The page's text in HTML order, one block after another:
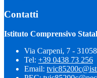
Contatti
Istituto Comprensivo
Via Carpeni, 7 -
Tel: +39 0438 73 256
Email: